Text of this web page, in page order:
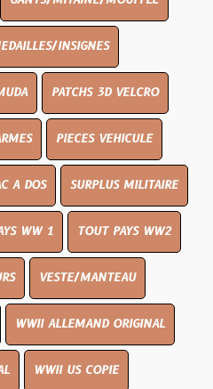
INSIGNES
PATCHS 3D VELCRO
PIECES VEHICULE
A DOS SURPLUS MILITAIRE
WW 1 TOUT PAYS WW2
VESTE/MANTEAU
WWII ALLEMAND ORIGINAL
WWII US COPIE